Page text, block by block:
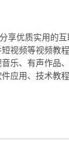
享优质实用的
视频等视频教
乐、有声作品
应用、技术教程